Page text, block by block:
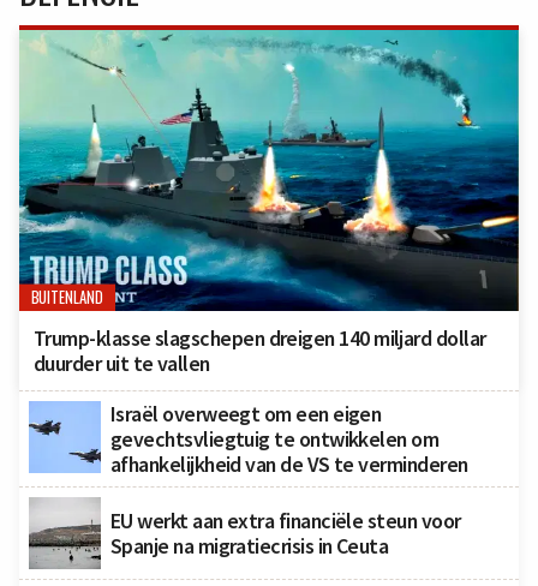
BUITENLAND
Trump-klasse slagschepen dreigen 140 miljard dollar
duurder uit te vallen
Israël overweegt om een eigen
gevechtsvliegtuig te ontwikkelen om
afhankelijkheid van de VS te verminderen
EU werkt aan extra financiële steun voor
Spanje na migratiecrisis in Ceuta